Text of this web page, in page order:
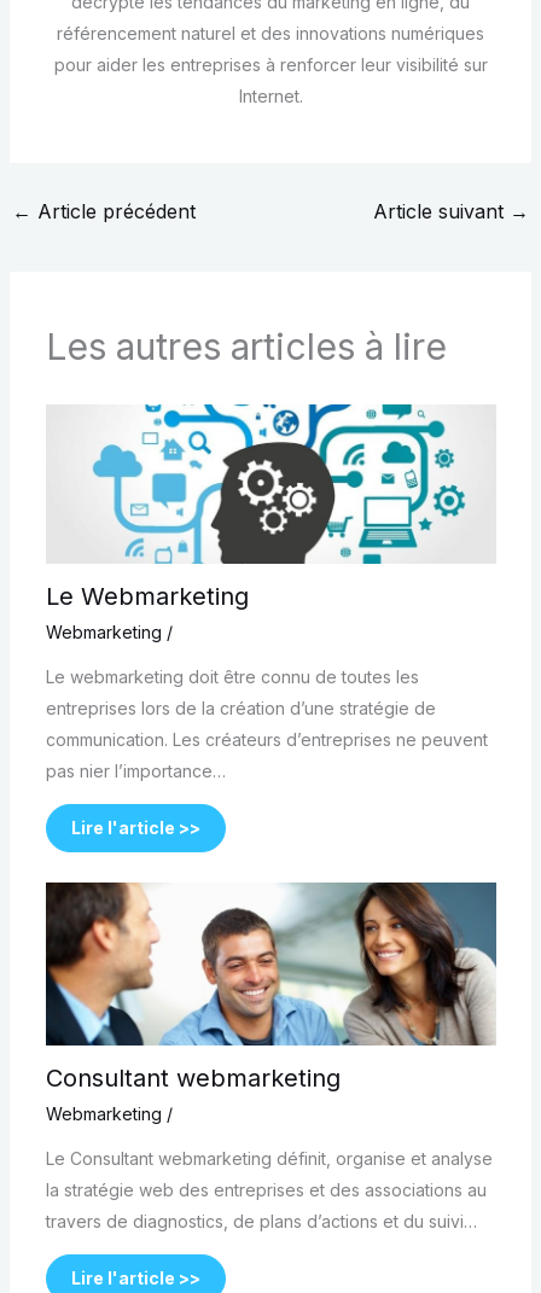
référencement naturel et des innovations numériques
pour aider les entreprises à renforcer leur visibilité sur
Internet.
← Article précédent Article suivant →
Les autres articles à lire
Le Webmarketing
Webmarketing /
Le webmarketing doit être connu de toutes les
entreprises lors de la création d’une stratégie de
communication. Les créateurs d’entreprises ne peuvent
pas nier l’importance…
Lire l'article >>
Consultant webmarketing
Webmarketing /
Le Consultant webmarketing définit, organise et analyse
la stratégie web des entreprises et des associations au
travers de diagnostics, de plans d’actions et du suivi…
Lire l'article >>